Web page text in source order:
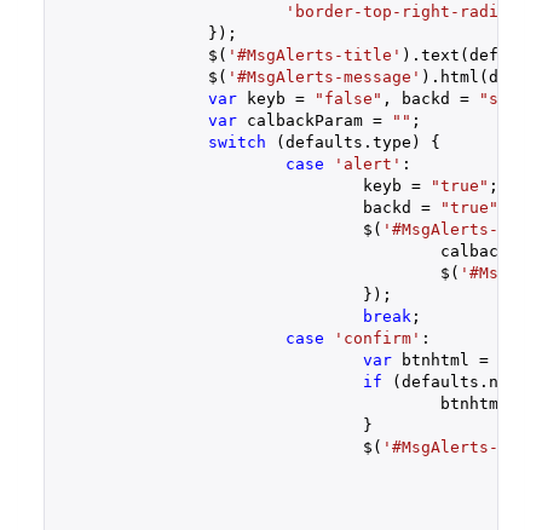
'border-top-right-radius'
		$(
'#MsgAlerts-title'
		$(
'#MsgAlerts-message'
var keyb = "false" , backd =
var calbackParam = "" ;
switch (defaults.type) {
case
'alert' :
				keyb =
"true" ;
				backd =
"true"
				$(
'#MsgAlerts-
					$(
break ;
case
'confirm' :
var btnhtml =
if
btnhtml
				$(
'#MsgAlerts-